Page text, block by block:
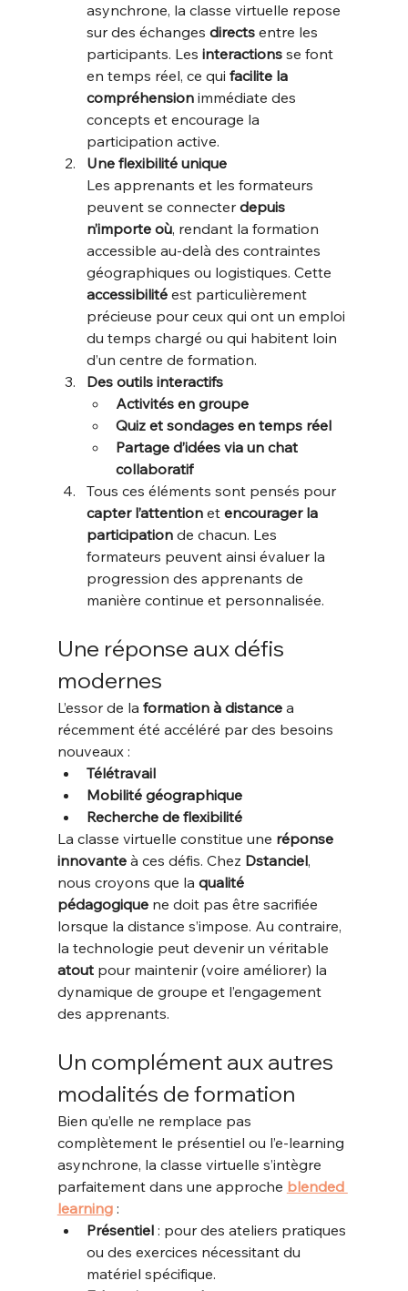
asynchrone, la classe virtuelle repose
sur des échanges directs entre les
participants. Les interactions se font
en temps réel, ce qui facilite la
compréhension immédiate des
concepts et encourage la
participation active.
Une flexibilité unique
Les apprenants et les formateurs
peuvent se connecter depuis
n’importe où, rendant la formation
accessible au-delà des contraintes
géographiques ou logistiques. Cette
accessibilité est particulièrement
précieuse pour ceux qui ont un emploi
du temps chargé ou qui habitent loin
d’un centre de formation.
Des outils interactifs
Activités en groupe
Quiz et sondages en temps réel
Partage d’idées via un chat
collaboratif
Tous ces éléments sont pensés pour
capter l’attention et encourager la
participation de chacun. Les
formateurs peuvent ainsi évaluer la
progression des apprenants de
manière continue et personnalisée.
Une réponse aux défis
modernes
L’essor de la formation à distance a
récemment été accéléré par des besoins
nouveaux :
Télétravail
Mobilité géographique
Recherche de flexibilité
La classe virtuelle constitue une réponse
innovante à ces défis. Chez Dstanciel,
nous croyons que la qualité
pédagogique ne doit pas être sacrifiée
lorsque la distance s’impose. Au contraire,
la technologie peut devenir un véritable
atout pour maintenir (voire améliorer) la
dynamique de groupe et l’engagement
des apprenants.
Un complément aux autres
modalités de formation
Bien qu’elle ne remplace pas
complètement le présentiel ou l’e-learning
asynchrone, la classe virtuelle s’intègre
parfaitement dans une approche blended
learning :
Présentiel : pour des ateliers pratiques
ou des exercices nécessitant du
matériel spécifique.